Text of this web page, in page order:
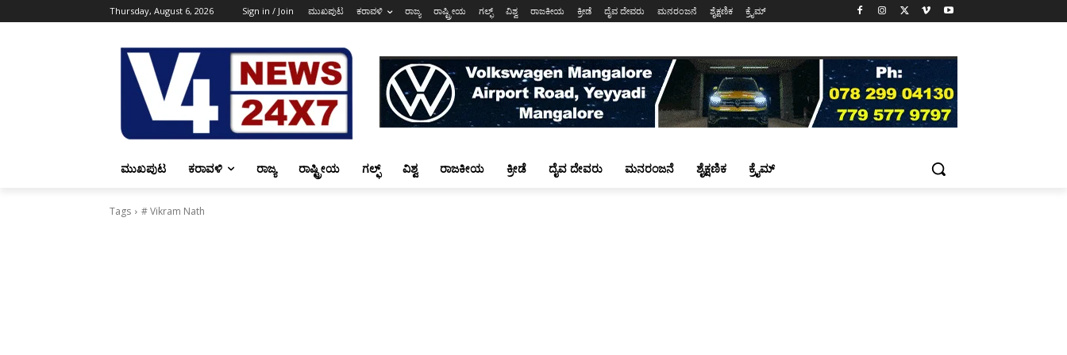
Thursday, August 6, 2026 Sign in / Join ಮುಖಪುಟ ಕರಾವಳಿ ರಾಜ್ಯ ರಾಷ್ಟ್ರೀಯ ಗಲ್ಫ್ ವಿಶ್ವ ರಾಜಕೀಯ ಕ್ರೀಡೆ ದೈವ ದೇವರು ಮನರಂಜನೆ ಶೈಕ್ಷಣಿಕ ಕ್ರೈಮ್
ಮುಖಪುಟ ಕರಾವಳಿ ರಾಜ್ಯ ರಾಷ್ಟ್ರೀಯ ಗಲ್ಫ್ ವಿಶ್ವ ರಾಜಕೀಯ ಕ್ರೀಡೆ ದೈವ ದೇವರು ಮನರಂಜನೆ ಶೈಕ್ಷಣಿಕ ಕ್ರೈಮ್
Tags # Vikram Nath